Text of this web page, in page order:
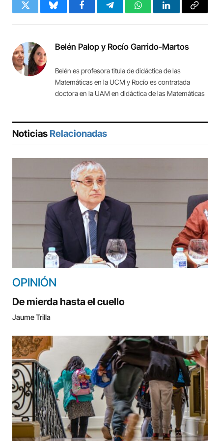
Twitter BlueskyFacebookTelegramWhatsAppLinkedInCopy
Belén Palop y Rocío Garrido-Martos
Belén es profesora titula de didáctica de las
Matemáticas en la UCM y Rocío es contratada
doctora en la UAM en didáctica de las Matemáticas
Noticias Relacionadas
OPINIÓN
De mierda hasta el cuello
Jaume Trilla